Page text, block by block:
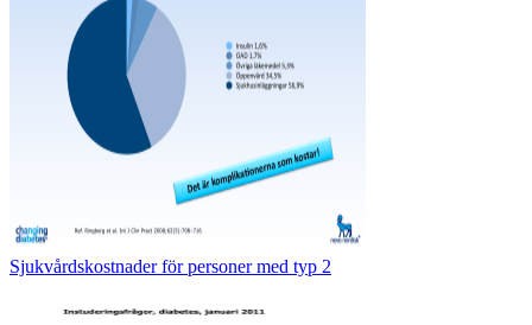
Sjukvårdskostnader för personer med typ 2